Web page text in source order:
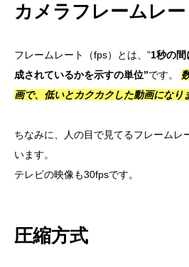
カメラフレームレー
フレームレート（fps）とは、”1秒の
成されているかを示すの単位”です。
画で、低いとカクカクした動画になり
ちなみに、人の目で見てるフレームレ
います。
テレビの映像も30fpsです。
圧縮方式